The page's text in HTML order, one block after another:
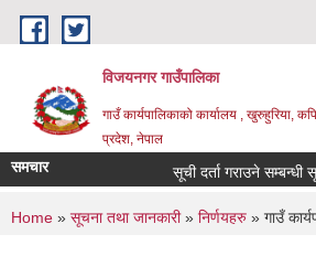
Skip to main content
विजयनगर गाउँपालिका
गाउँ कार्यपालिकाको कार्यालय , खुरुहुरिया,
प्रदेश, नेपाल
समचार सूची दर्ता गराउने सम्बन्धी
You are here
Home » सूचना तथा जानकारी» निर्णयहरु » गाउँ